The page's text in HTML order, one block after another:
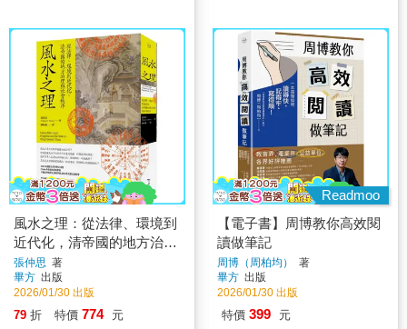
風水之理：從法律、環境到
近代化，清帝國的地方治理
與社會秩序
張仲思 著
畢方 出版
2026/01/30 出版
79 折 特價 774 元
Readmoo
【電子書】周博教你高效閱
讀做筆記
周博（周柏均）
著
畢方 出版
2026/01/30 出版
特價 399 元